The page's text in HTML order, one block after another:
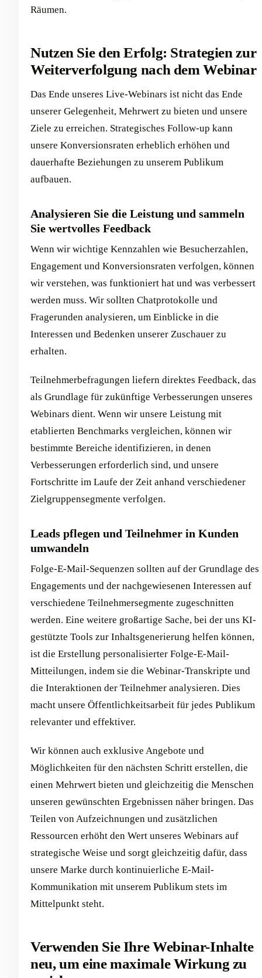
Räumen.
Nutzen Sie den Erfolg: Strategien zur
Weiterverfolgung nach dem Webinar
Das Ende unseres Live-Webinars ist nicht das Ende
unserer Gelegenheit, Mehrwert zu bieten und unsere
Ziele zu erreichen. Strategisches Follow-up kann
unsere Konversionsraten erheblich erhöhen und
dauerhafte Beziehungen zu unserem Publikum
aufbauen.
Analysieren Sie die Leistung und sammeln
Sie wertvolles Feedback
Wenn wir wichtige Kennzahlen wie Besucherzahlen,
Engagement und Konversionsraten verfolgen, können
wir verstehen, was funktioniert hat und was verbessert
werden muss. Wir sollten Chatprotokolle und
Fragerunden analysieren, um Einblicke in die
Interessen und Bedenken unserer Zuschauer zu
erhalten.
Teilnehmerbefragungen liefern direktes Feedback, das
als Grundlage für zukünftige Verbesserungen unseres
Webinars dient. Wenn wir unsere Leistung mit
etablierten Benchmarks vergleichen, können wir
bestimmte Bereiche identifizieren, in denen
Verbesserungen erforderlich sind, und unsere
Fortschritte im Laufe der Zeit anhand verschiedener
Zielgruppensegmente verfolgen.
Leads pflegen und Teilnehmer in Kunden
umwandeln
Folge-E-Mail-Sequenzen sollten auf der Grundlage des
Engagements und der nachgewiesenen Interessen auf
verschiedene Teilnehmersegmente zugeschnitten
werden. Eine weitere großartige Sache, bei der uns KI-
gestützte Tools zur Inhaltsgenerierung helfen können,
ist die Erstellung personalisierter Folge-E-Mail-
Mitteilungen, indem sie die Webinar-Transkripte und
die Interaktionen der Teilnehmer analysieren. Dies
macht unsere Öffentlichkeitsarbeit für jedes Publikum
relevanter und effektiver.
Wir können auch exklusive Angebote und
Möglichkeiten für den nächsten Schritt erstellen, die
einen Mehrwert bieten und gleichzeitig die Menschen
unseren gewünschten Ergebnissen näher bringen. Das
Teilen von Aufzeichnungen und zusätzlichen
Ressourcen erhöht den Wert unseres Webinars auf
strategische Weise und sorgt gleichzeitig dafür, dass
unsere Marke durch kontinuierliche E-Mail-
Kommunikation mit unserem Publikum stets im
Mittelpunkt steht.
Verwenden Sie Ihre Webinar-Inhalte
neu, um eine maximale Wirkung zu